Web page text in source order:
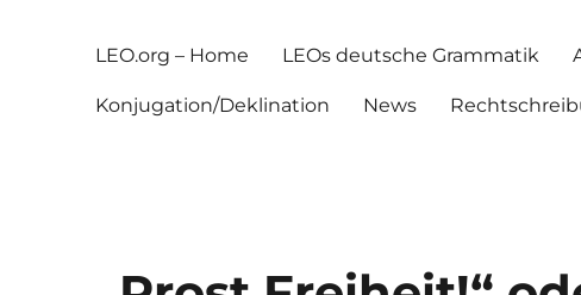
LEO.org – Home LEOs deutsche Grammatik
Konjugation/Deklination News